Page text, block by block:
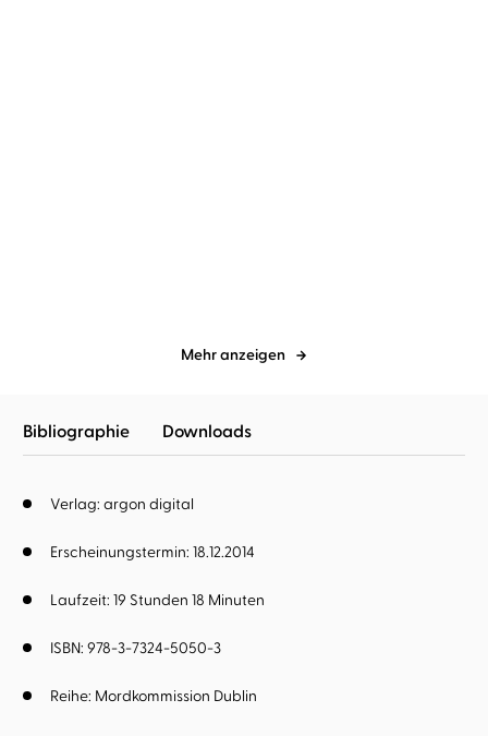
Mehr anzeigen
Bibliographie Downloads
Verlag: argon digital
Erscheinungstermin: 18.12.2014
Laufzeit: 19 Stunden 18 Minuten
ISBN: 978-3-7324-5050-3
Reihe: Mordkommission Dublin